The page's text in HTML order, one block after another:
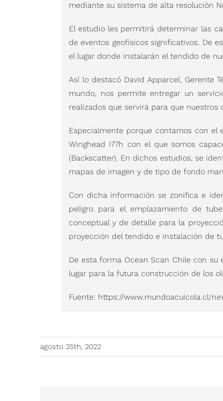
mediante su sistema de alta resolución
El estudio les permitirá determinar las
de eventos geofísicos significativos. De
el lugar donde instalarán el tendido de
Así lo destacó David Apparcel, Gerente
mundo, nos permite entregar un
realizados que servirá para que nuestros
Especialmente porque contamos con el
Winghead I77h con el que somos
(Backscatter). En dichos estudios, se
mapas de imagen y de tipo de fondo
Con dicha información se zonifica e
peligro para el emplazamiento de
conceptual y de detalle para la
proyección del tendido e instalación de
De esta forma Ocean Scan Chile con
lugar para la futura construcción de los
Fuente: https://www.mundoacuicola.cl/
agosto 25th, 2022